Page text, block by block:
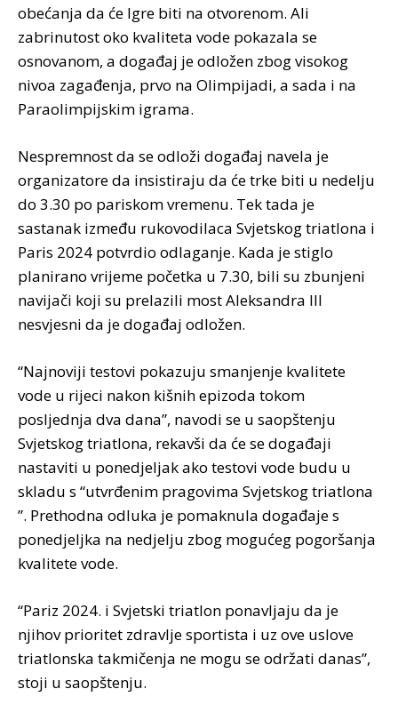
obećanja da će Igre biti na otvorenom. Ali
zabrinutost oko kvaliteta vode pokazala se
osnovanom, a događaj je odložen zbog visokog
nivoa zagađenja, prvo na Olimpijadi, a sada i na
Paraolimpijskim igrama.
Nespremnost da se odloži događaj navela je
organizatore da insistiraju da će trke biti u nedelju
do 3.30 po pariskom vremenu. Tek tada je
sastanak između rukovodilaca Svjetskog triatlona i
Paris 2024 potvrdio odlaganje. Kada je stiglo
planirano vrijeme početka u 7.30, bili su zbunjeni
navijači koji su prelazili most Aleksandra III
nesvjesni da je događaj odložen.
“Najnoviji testovi pokazuju smanjenje kvalitete
vode u rijeci nakon kišnih epizoda tokom
posljednja dva dana”, navodi se u saopštenju
Svjetskog triatlona, rekavši da će se događaji
nastaviti u ponedjeljak ako testovi vode budu u
skladu s “utvrđenim pragovima Svjetskog triatlona
”. Prethodna odluka je pomaknula događaje s
ponedjeljka na nedjelju zbog mogućeg pogoršanja
kvalitete vode.
“Pariz 2024. i Svjetski triatlon ponavljaju da je
njihov prioritet zdravlje sportista i uz ove uslove
triatlonska takmičenja ne mogu se održati danas”,
stoji u saopštenju.